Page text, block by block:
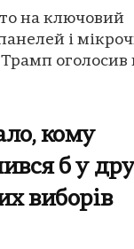
на ключовий
і
оголосив
кому
б у
виборів